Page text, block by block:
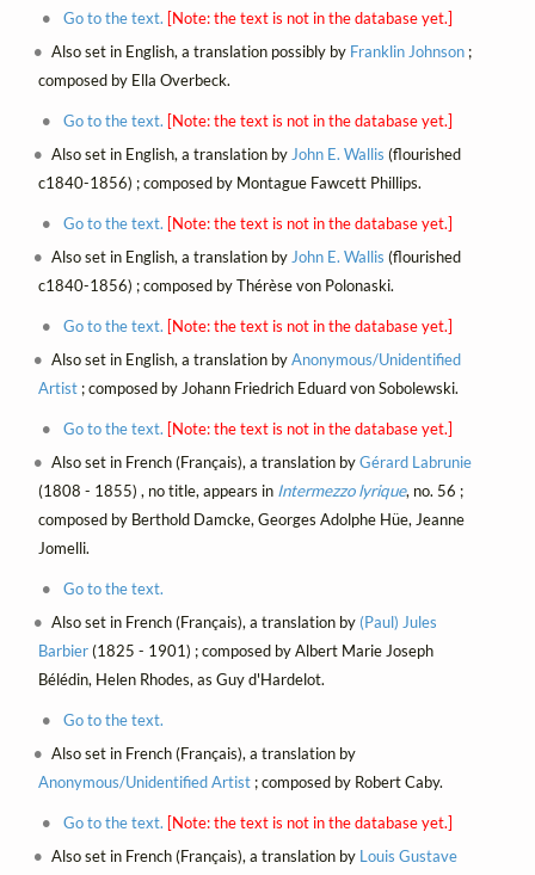
Go to the text. [Note: the text is not in the database yet.]
Also set in English, a translation possibly by Franklin Johnson ;
composed by Ella Overbeck.
Go to the text. [Note: the text is not in the database yet.]
Also set in English, a translation by John E. Wallis (flourished
c1840-1856) ; composed by Montague Fawcett Phillips.
Go to the text. [Note: the text is not in the database yet.]
Also set in English, a translation by John E. Wallis (flourished
c1840-1856) ; composed by Thérèse von Polonaski.
Go to the text. [Note: the text is not in the database yet.]
Also set in English, a translation byAnonymous/Unidentified
Artist; composed by Johann Friedrich Eduard von Sobolewski.
Go to the text. [Note: the text is not in the database yet.]
Also set in French (Français), a translation byGérard Labrunie
(1808 - 1855) , no title, appears in Intermezzo lyrique, no. 56 ;
composed by Berthold Damcke, Georges Adolphe Hüe, Jeanne
Jomelli.
Go to the text.
Also set in French (Français), a translation by (Paul) Jules
Barbier(1825 - 1901) ; composed by Albert Marie Joseph
Bélédin, Helen Rhodes, as Guy d'Hardelot.
Go to the text.
Also set in French (Français), a translation by
Anonymous/Unidentified Artist; composed by Robert Caby.
Go to the text. [Note: the text is not in the database yet.]
Also set in French (Français), a translation by Louis Gustave